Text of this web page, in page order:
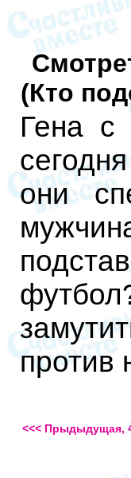
(Кто
Гена с
они
против
<<< Прыдыдущая,